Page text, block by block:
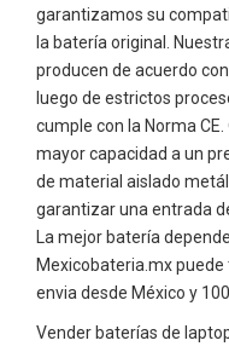
garantizamos su
la batería original.
producen de acuerdo
luego de estrictos
cumple con la Norma
mayor capacidad a un
de material aislado
garantizar una entrada
La mejor batería
Mexicobateria.mx
envia desde México y
Vender baterías de